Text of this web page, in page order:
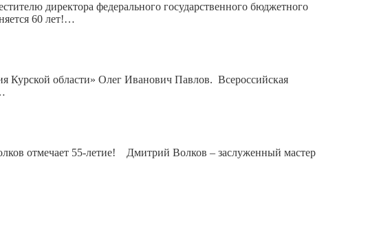
директора федерального государственного бюджетного
60 лет!…
Курской области» Олег Иванович Павлов. Всероссийская
отмечает 55-летие! Дмитрий Волков – заслуженный мастер